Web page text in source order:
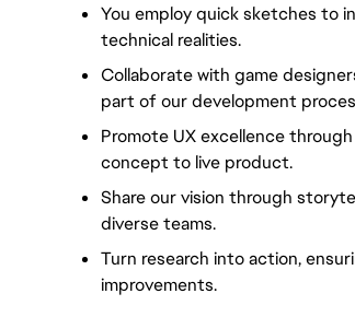
You employ quick sketches to
technical realities.
Collaborate with game
part of our development
Promote UX excellence
concept to live product.
Share our vision through
diverse teams.
Turn research into action,
improvements.